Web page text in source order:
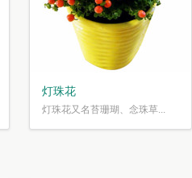
灯珠花
灯珠花又名苔珊瑚、念珠草...